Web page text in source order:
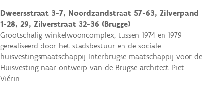
Dweersstraat 3-7, Noordzandstraat 57-63, Zilverpand
1-28, 29, Zilverstraat 32-36 (Brugge)
Grootschalig winkelwooncomplex, tussen 1974 en 1979
gerealiseerd door het stadsbestuur en de sociale
huisvestingsmaatschappij Interbrugse maatschappij voor de
Huisvesting naar ontwerp van de Brugse architect Piet
Viérin.